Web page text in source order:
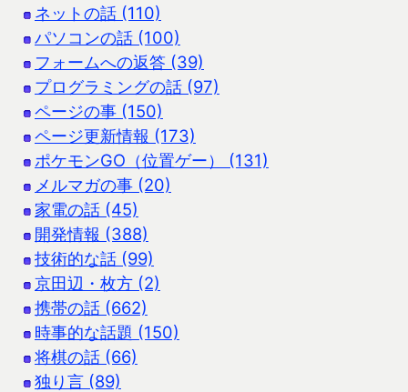
ネットの話 (110)
パソコンの話 (100)
フォームへの返答 (39)
プログラミングの話 (97)
ページの事 (150)
ページ更新情報 (173)
ポケモンGO（位置ゲー） (131)
メルマガの事 (20)
家電の話 (45)
開発情報 (388)
技術的な話 (99)
京田辺・枚方 (2)
携帯の話 (662)
時事的な話題 (150)
将棋の話 (66)
独り言 (89)